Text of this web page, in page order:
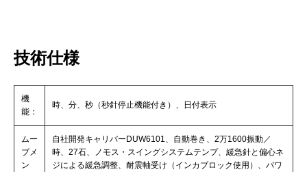
技術仕様
機
能：
時、分、秒（秒針停止機能付き）、日付表示
ムー
ブメ
ン
自社開発キャリバーDUW6101、自動巻き、2万1600振動／
時、27石、ノモス・スイングシステムテンプ、緩急針と偏心ネ
ジによる緩急調整、耐震軸受け（インカブロック使用）、パワ